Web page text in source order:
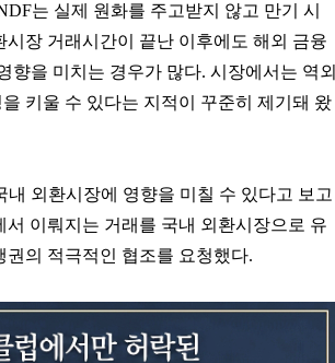
는 실제 원화를 주고받지 않고 만기 시
장 거래시간이 끝난 이후에도 해외 금융
향을 미치는 경우가 많다. 시장에서는 역외
키울 수 있다는 지적이 꾸준히 제기돼 왔
외환시장에 영향을 미칠 수 있다고 보고
이뤄지는 거래를 국내 외환시장으로 유
의 적극적인 협조를 요청했다.